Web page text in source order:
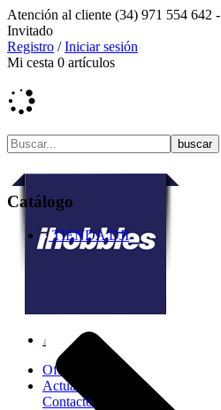
Atención al cliente (34) 971 554 642 -
Invitado
Registro /Iniciar sesión
Mi cesta 0 artículos
Ofertas
Actualidad
Contacto
Catálogo
TIENDA DJI